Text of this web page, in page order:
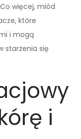
więcej, miód
które
i mogą
starzenia się
i